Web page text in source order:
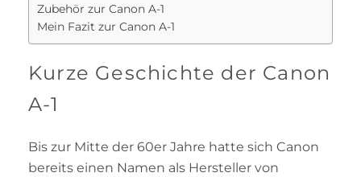
Zubehör zur Canon A-1
Mein Fazit zur Canon A-1
Kurze Geschichte der Canon
A-1
Bis zur Mitte der 60er Jahre hatte sich Canon
bereits einen Namen als Hersteller von